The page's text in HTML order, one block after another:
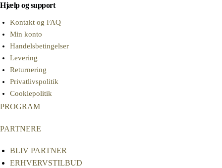
Hjælp og support
Kontakt og FAQ
Min konto
Handelsbetingelser
Levering
Returnering
Privatlivspolitik
Cookiepolitik
PROGRAM
PARTNERE
BLIV PARTNER
ERHVERVSTILBUD